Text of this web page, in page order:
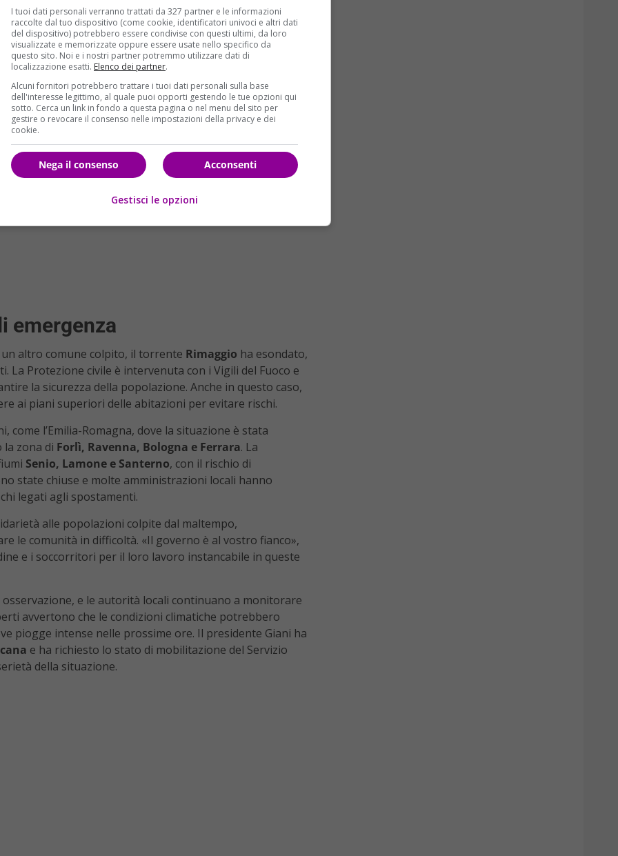
attività commerciali e produttive fino alla mezzanotte.
Benedetta Squittieri, è stata emessa in risposta
hanno chiuso anche i centri commerciali e i
di mettersi alla guida o di uscire per motivi non
emergenza
altro comune colpito, il torrente Rimaggio ha esondato,
La Protezione civile è intervenuta con i Vigili del Fuoco e
la sicurezza della popolazione. Anche in questo caso,
ai piani superiori delle abitazioni per evitare rischi.
come l’Emilia-Romagna, dove la situazione è stata
la zona di Forlì, Ravenna, Bologna e Ferrara. La
Senio, Lamone e Santerno, con il rischio di
state chiuse e molte amministrazioni locali hanno
legati agli spostamenti.
alle popolazioni colpite dal maltempo,
le comunità in difficoltà. «Il governo è al vostro fianco»,
e i soccorritori per il loro lavoro instancabile in queste
e le autorità locali continuano a monitorare
avvertono che le condizioni climatiche potrebbero
piogge intense nelle prossime ore. Il presidente Giani ha
e ha richiesto lo stato di mobilitazione del Servizio
della situazione.
I tuoi dati personali verranno trattati da 327 partner e le informazioni
raccolte dal tuo dispositivo (come cookie, identificatori univoci e altri dati
del dispositivo) potrebbero essere condivise con questi ultimi, da loro
visualizzate e memorizzate oppure essere usate nello specifico da
questo sito. Noi e i nostri partner potremmo utilizzare dati di
localizzazione esatti. Elenco dei partner.
Alcuni fornitori potrebbero trattare i tuoi dati personali sulla base
dell'interesse legittimo, al quale puoi opporti gestendo le tue opzioni qui
sotto. Cerca un link in fondo a questa pagina o nel menu del sito per
gestire o revocare il consenso nelle impostazioni della privacy e dei
cookie.
Acconsenti
Nega il consenso
Gestisci le opzioni